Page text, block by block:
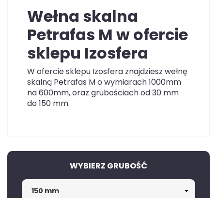
Wełna skalna
Petrafas M w ofercie
sklepu Izosfera
W ofercie sklepu Izosfera znajdziesz wełnę
skalną Petrafas M o wymiarach 1000mm
na 600mm, oraz grubościach od 30 mm
do 150 mm.
WYBIERZ GRUBOŚĆ